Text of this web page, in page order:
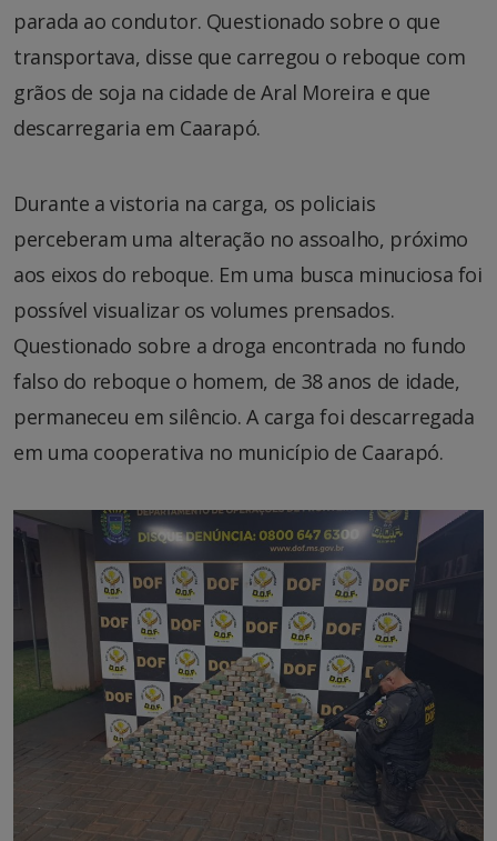
parada ao condutor. Questionado sobre o que
transportava, disse que carregou o reboque com
grãos de soja na cidade de Aral Moreira e que
descarregaria em Caarapó.
Durante a vistoria na carga, os policiais
perceberam uma alteração no assoalho, próximo
aos eixos do reboque. Em uma busca minuciosa foi
possível visualizar os volumes prensados.
Questionado sobre a droga encontrada no fundo
falso do reboque o homem, de 38 anos de idade,
permaneceu em silêncio. A carga foi descarregada
em uma cooperativa no município de Caarapó.